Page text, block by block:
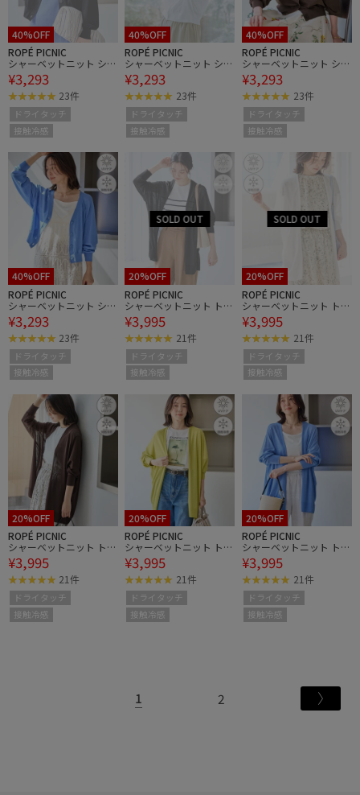
40%OFF
ROPÉ PICNIC
シャーベットニット ショ
ート丈Vネックカーディ
ガン/UVケア・接触冷感
¥3,293
23件
ドライタッチ
接触冷感
40%OFF
ROPÉ PICNIC
シャーベットニット ショ
ート丈Vネックカーディ
ガン/UVケア・接触冷感
¥3,293
23件
ドライタッチ
接触冷感
40%OFF
ROPÉ PICNIC
シャーベットニット ショ
ート丈Vネックカーディ
ガン/UVケア・接触冷感
¥3,293
23件
ドライタッチ
接触冷感
40%OFF
ROPÉ PICNIC
シャーベットニット ショ
ート丈Vネックカーディ
ガン/UVケア・接触冷感
¥3,293
23件
ドライタッチ
接触冷感
20%OFF
ROPÉ PICNIC
シャーベットニット トッ
パーカーディガン/UVケ
ア・接触冷感
¥3,995
21件
ドライタッチ
接触冷感
20%OFF
ROPÉ PICNIC
シャーベットニット トッ
パーカーディガン/UVケ
ア・接触冷感
¥3,995
21件
ドライタッチ
接触冷感
20%OFF
ROPÉ PICNIC
シャーベットニット トッ
パーカーディガン/UVケ
ア・接触冷感
¥3,995
21件
ドライタッチ
接触冷感
20%OFF
ROPÉ PICNIC
シャーベットニット トッ
パーカーディガン/UVケ
ア・接触冷感
¥3,995
21件
ドライタッチ
接触冷感
20%OFF
ROPÉ PICNIC
シャーベットニット トッ
パーカーディガン/UVケ
ア・接触冷感
¥3,995
21件
ドライタッチ
接触冷感
1 2